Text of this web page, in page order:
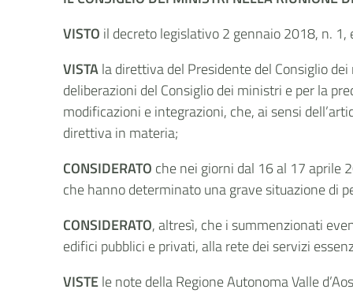
VISTO il decreto legislativo 2 gennaio 2018, n.
VISTAla direttiva del Presidente del Consiglio
deliberazioni del Consiglio dei ministri e per la
modificazioni e integrazioni, che, ai sensi
direttiva in materia;
CONSIDERATO che nei giorni dal 16 al 17 aprile
che hanno determinato una grave situazione di
CONSIDERATO, altresì, che i summenzionati
edifici pubblici e privati, alla rete dei servizi
VISTEle note della Regione Autonoma Valle